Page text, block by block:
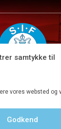
samtykke til
vores websted og
Godkend
8680 4647 · Kontortid